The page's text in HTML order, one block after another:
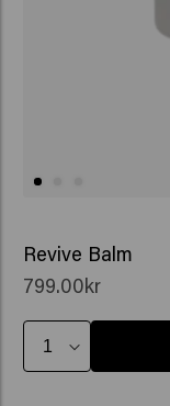
Revive Balm
799.00kr